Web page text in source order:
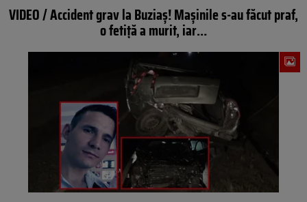
VIDEO / Accident grav la Buziaș! Mașinile s-au făcut praf,
o fetiță a murit, iar…